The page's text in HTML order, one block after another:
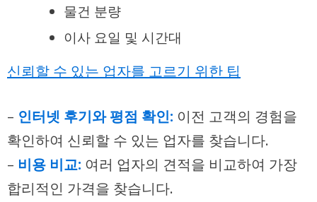
물건 분량
이사 요일 및 시간대
신뢰할 수 있는 업자를 고르기 위한 팁
– 인터넷 후기와 평점 확인: 이전 고객의 경험을
확인하여 신뢰할 수 있는 업자를 찾습니다.
– 비용 비교: 여러 업자의 견적을 비교하여 가장
합리적인 가격을 찾습니다.